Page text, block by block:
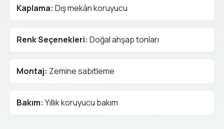
Kaplama: Dış mekân koruyucu
Renk Seçenekleri: Doğal ahşap tonları
Montaj: Zemine sabitleme
Bakım: Yıllık koruyucu bakım